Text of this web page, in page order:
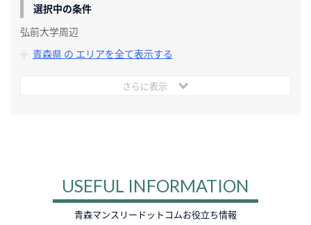
選択中の条件
弘前大学周辺
青森県 の エリアを全て表示する
さらに表示
USEFUL INFORMATION
青森マンスリードットコムお役立ち情報